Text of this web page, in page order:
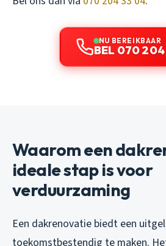
NU BEREIKBAAR
BEL 070
Waarom een
ideale stap is voor
verduurzaming
Een dakrenovatie biedt een
toekomstbestendig te maken.